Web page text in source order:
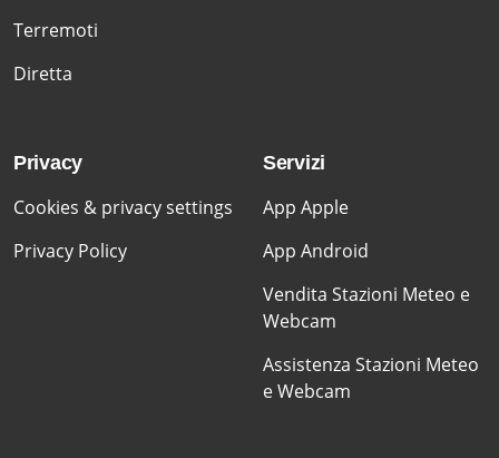
Terremoti
Diretta
Privacy
Cookies & privacy settings
Privacy Policy
Servizi
App Apple
App Android
Vendita Stazioni Meteo e
Webcam
Assistenza Stazioni Meteo
e Webcam